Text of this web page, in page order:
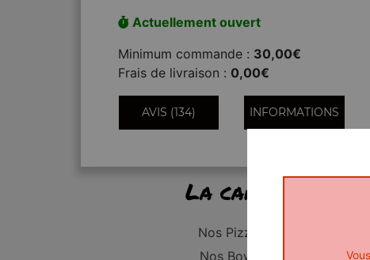
Actuellement ouvert
Minimum commande : 30,00€
Frais de livraison : 0,00€
AVIS (134) INFORMATIONS
La carte
Nos Pizzas
Nos Bowls